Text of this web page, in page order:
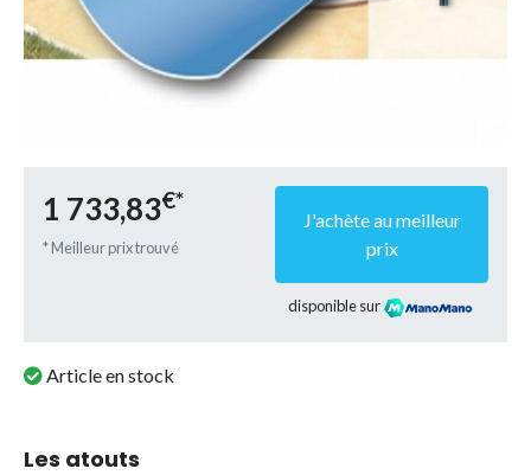
1 733,83€*
* Meilleur prix trouvé
J'achète au meilleur
prix
disponible sur
Article en stock
Les atouts